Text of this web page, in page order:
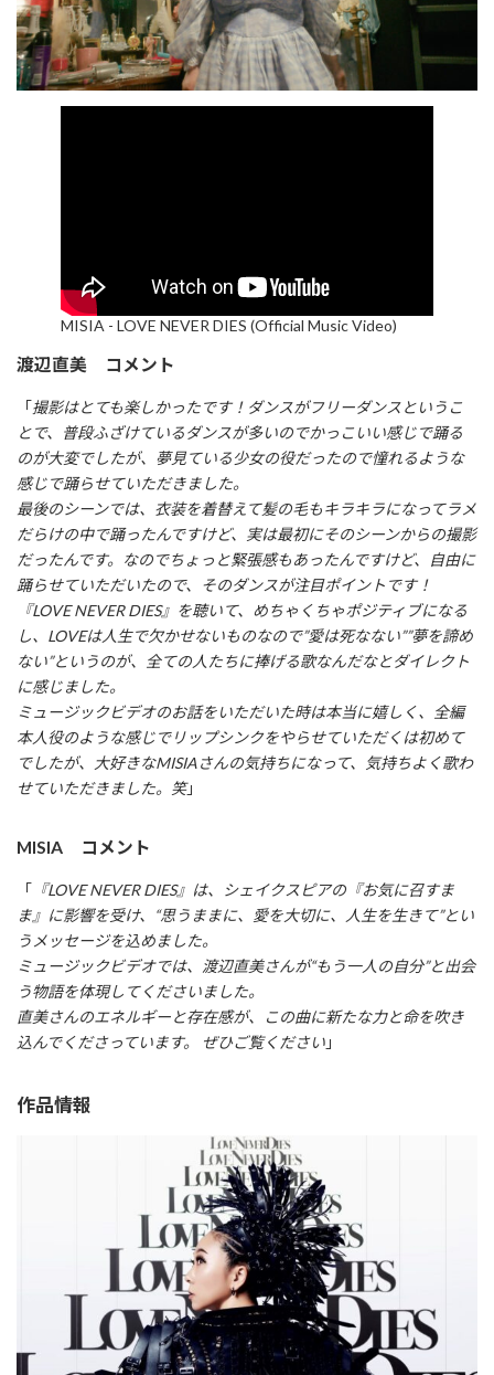
MISIA - LOVE NEVER DIES (Official Music Video)
渡辺直美 コメント
「撮影はとても楽しかったです！ダンスがフリーダンスというこ
とで、普段ふざけているダンスが多いのでかっこいい感じで踊る
のが大変でしたが、夢見ている少女の役だったので憧れるような
感じで踊らせていただきました。
最後のシーンでは、衣装を着替えて髪の毛もキラキラになってラメ
だらけの中で踊ったんですけど、実は最初にそのシーンからの撮影
だったんです。なのでちょっと緊張感もあったんですけど、自由に
踊らせていただいたので、そのダンスが注目ポイントです！
『LOVE NEVER DIES』を聴いて、めちゃくちゃポジティブになる
し、LOVEは人生で欠かせないものなので”愛は死なない””夢を諦め
ない”というのが、全ての人たちに捧げる歌なんだなとダイレクト
に感じました。
ミュージックビデオのお話をいただいた時は本当に嬉しく、全編
本人役のような感じでリップシンクをやらせていただくは初めて
でしたが、大好きなMISIAさんの気持ちになって、気持ちよく歌わ
せていただきました。笑」
MISIA コメント
「 『LOVE NEVER DIES』は、シェイクスピアの『お気に召すま
ま』に影響を受け、“思うままに、愛を大切に、人生を生きて”とい
うメッセージを込めました。
ミュージックビデオでは、渡辺直美さんが“もう一人の自分”と出会
う物語を体現してくださいました。
直美さんのエネルギーと存在感が、この曲に新たな力と命を吹き
込んでくださっています。 ぜひご覧ください 」
作品情報